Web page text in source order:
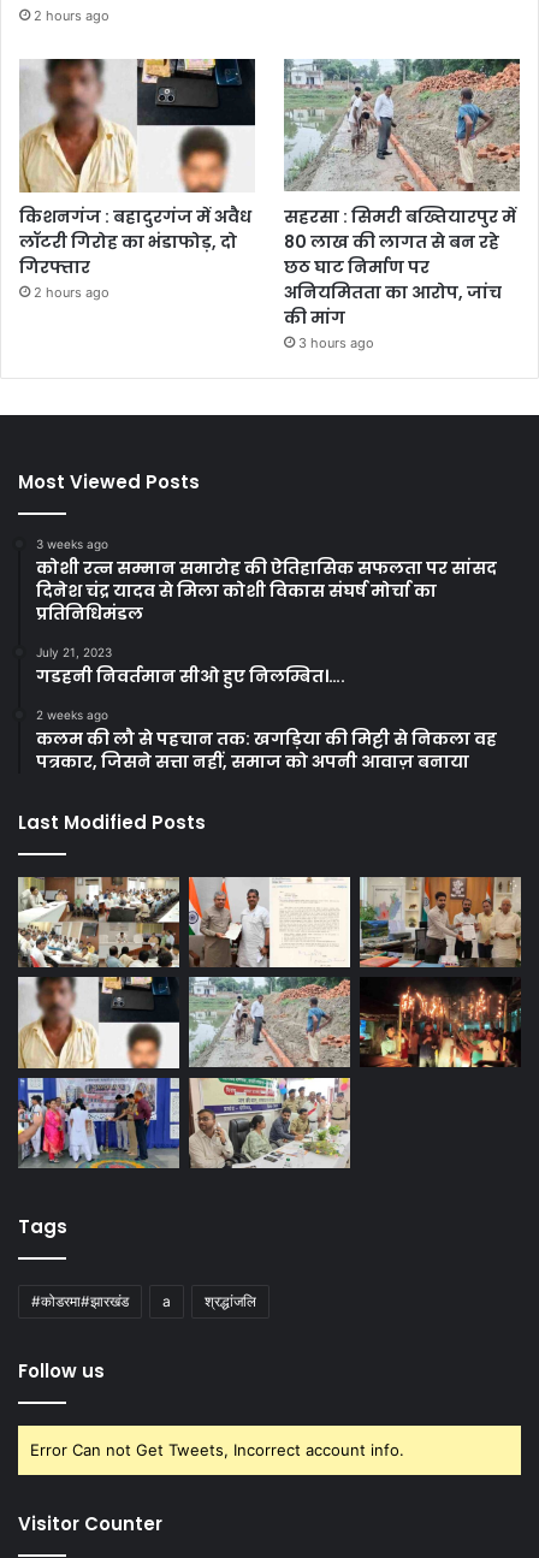
2 hours ago
किशनगंज : बहादुरगंज में अवैध
लॉटरी गिरोह का भंडाफोड़, दो
गिरफ्तार
2 hours ago
सहरसा : सिमरी बख्तियारपुर में
80 लाख की लागत से बन रहे
छठ घाट निर्माण पर
अनियमितता का आरोप, जांच
की मांग
3 hours ago
Most Viewed Posts
3 weeks ago
कोशी रत्न सम्मान समारोह की ऐतिहासिक सफलता पर सांसद
दिनेश चंद्र यादव से मिला कोशी विकास संघर्ष मोर्चा का
प्रतिनिधिमंडल
July 21, 2023
गडहनी निवर्तमान सीओ हुए निलम्बित।….
2 weeks ago
कलम की लौ से पहचान तक: खगड़िया की मिट्टी से निकला वह
पत्रकार, जिसने सत्ता नहीं, समाज को अपनी आवाज़ बनाया
Last Modified Posts
Tags
#कोडरमा#झारखंड a श्रद्धांजलि
Follow us
Error Can not Get Tweets, Incorrect account info.
Visitor Counter